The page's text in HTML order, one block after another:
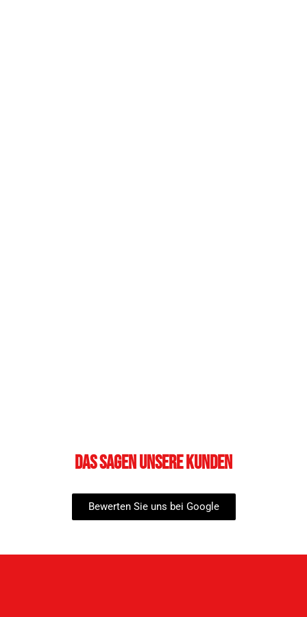
Das sagen unsere Kunden
Bewerten Sie uns bei Google